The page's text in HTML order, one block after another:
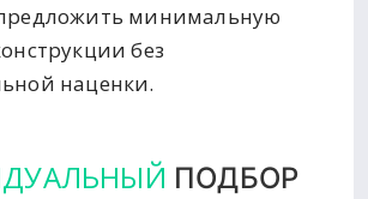
минимальную
без
наценки.
ПОДБОР